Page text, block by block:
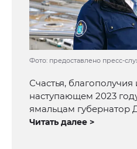
Фото: предоставлено пресс-
Счастья, благополучия
наступающем 2023
ямальцам губернатор
Читать далее >